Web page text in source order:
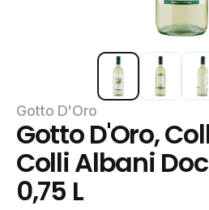
Gotto D'Oro
Gotto D'Oro,
Colli Albani
0,75 L